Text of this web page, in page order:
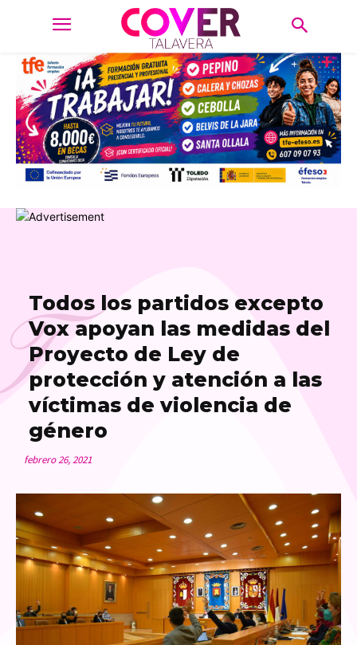
Todos los partidos excepto
Vox apoyan las medidas del
Proyecto de Ley de
protección y atención a las
víctimas de violencia de
género
febrero 26, 2021